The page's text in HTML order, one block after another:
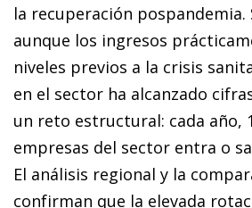
la recuperación pospandemia.
aunque los ingresos
niveles previos a la crisis
en el sector ha alcanzado
un reto estructural: cada año,
empresas del sector entra o
El análisis regional y la
confirman que la elevada